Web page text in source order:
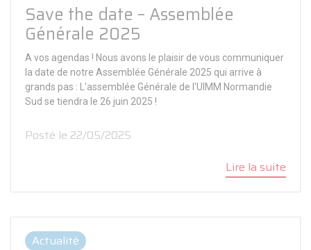
Save the date – Assemblée
Générale 2025
A vos agendas ! Nous avons le plaisir de vous communiquer
la date de notre Assemblée Générale 2025 qui arrive à
grands pas : L'assemblée Générale de l'UIMM Normandie
Sud se tiendra le 26 juin 2025 !
Posté le 22/05/2025
Lire la suite
Actualité
Panneau de gestion des cookies